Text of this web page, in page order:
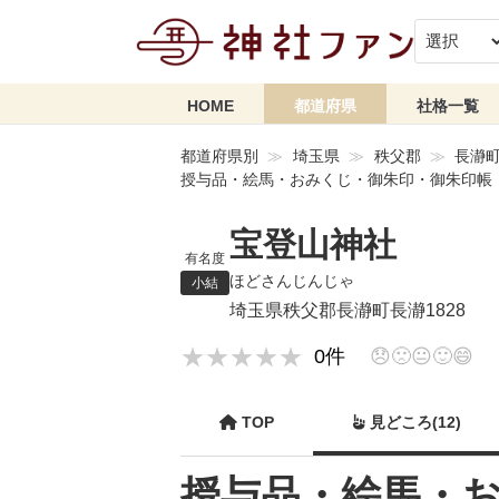
HOME 都道府県 社格一覧
都道府県別 埼玉県 秩父郡
長瀞
授与品・絵馬・おみくじ・御朱印・御朱印帳
有名度
小結
宝登山神社
ほどさんじんじゃ
埼玉県秩父郡長瀞町長瀞1828
★★★★★
★★★★★ 0件 😞🙁😐🙂😄
TOP 見どころ(12)